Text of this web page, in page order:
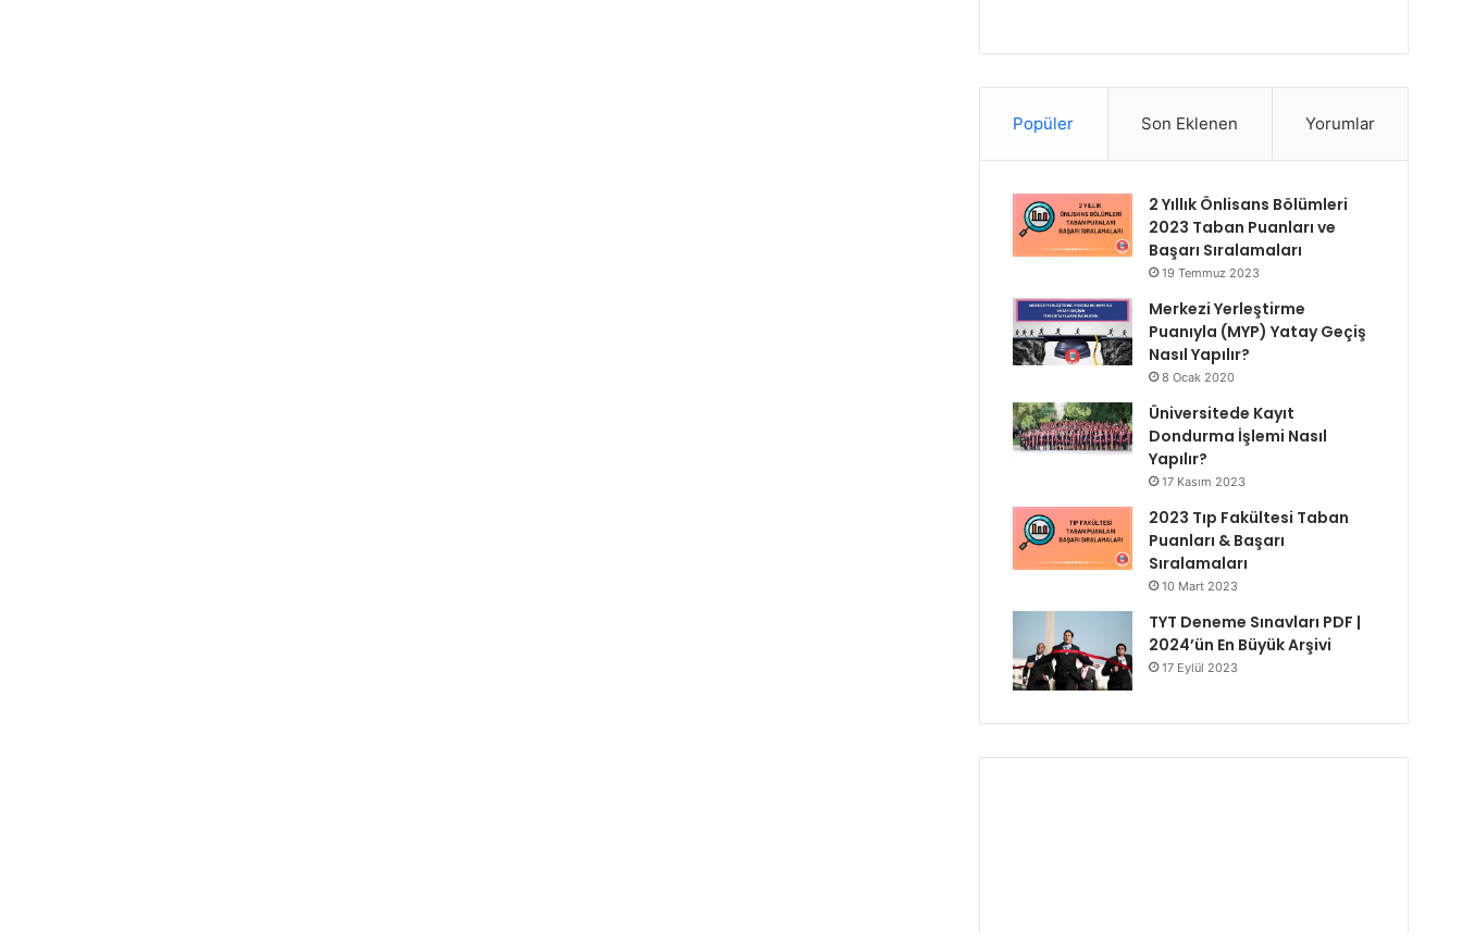
Popüler Son Eklenen Yorumlar
2 Yıllık Önlisans Bölümleri
2023 Taban Puanları ve
Başarı Sıralamaları
19 Temmuz 2023
Merkezi Yerleştirme
Puanıyla (MYP) Yatay Geçiş
Nasıl Yapılır?
8 Ocak 2020
Üniversitede Kayıt
Dondurma İşlemi Nasıl
Yapılır?
17 Kasım 2023
2023 Tıp Fakültesi Taban
Puanları & Başarı
Sıralamaları
10 Mart 2023
TYT Deneme Sınavları PDF |
2024’ün En Büyük Arşivi
17 Eylül 2023